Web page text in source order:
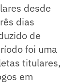
desde
dias
de
foi uma
titulares,
em